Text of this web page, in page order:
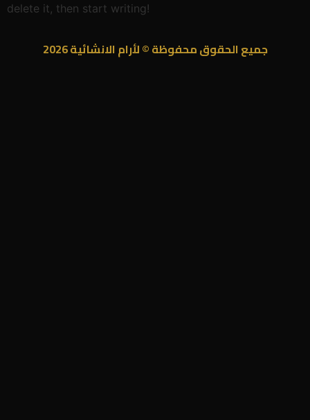
delete it, then start writing!
جميع الحقوق محفوظة © لأرام الانشائية 2026